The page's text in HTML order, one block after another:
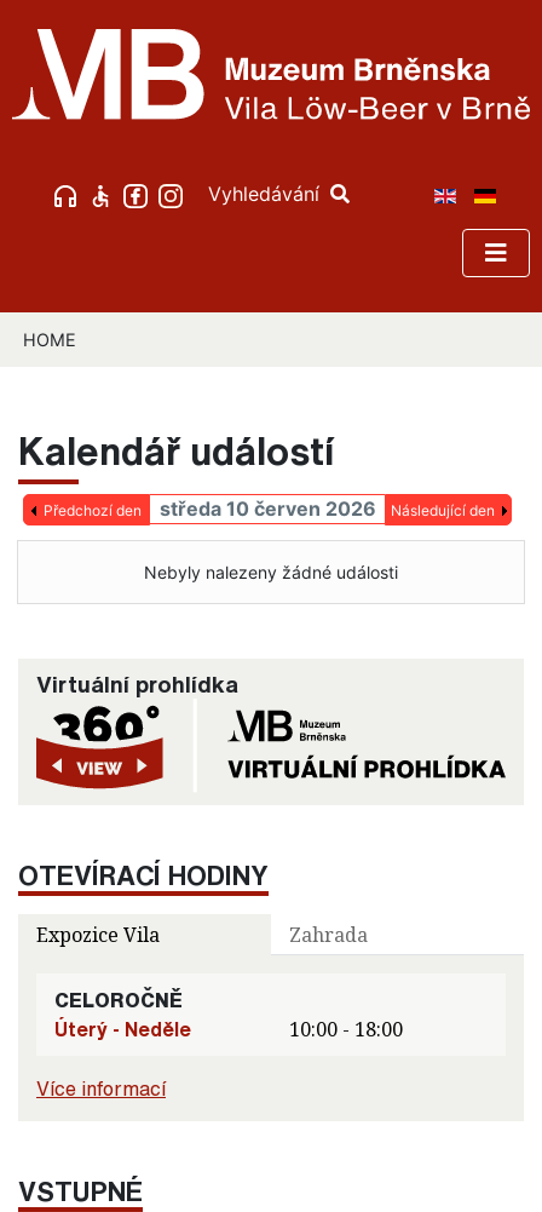
Vyhledávání
HOME
Kalendář událostí
Předchozí den středa 10 červen 2026 Následující den
Nebyly nalezeny žádné události
Virtuální prohlídka
OTEVÍRACÍ HODINY
Expozice Vila Zahrada
CELOROČNĚ
Úterý - Neděle
10:00 - 18:00
Více informací
VSTUPNÉ